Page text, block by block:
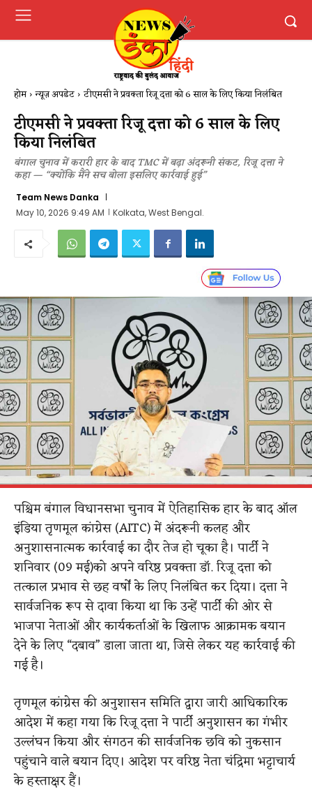
होम न्यूज़ अपडेट टीएमसी ने प्रवक्ता रिजू दत्ता को 6 साल के लिए किया निलंबित
टीएमसी ने प्रवक्ता रिजू दत्ता को 6 साल के लिए
किया निलंबित
बंगाल चुनाव में करारी हार के बाद TMC में बढ़ा अंदरूनी संकट, रिजू दत्ता ने
कहा — “क्योंकि मैंने सच बोला इसलिए कार्रवाई हुई”
Team News Danka
May 10, 2026 9:49 AM
Kolkata, West Bengal.
पश्चिम बंगाल विधानसभा चुनाव में ऐतिहासिक हार के बाद ऑल
इंडिया तृणमूल कांग्रेस (AITC) में अंदरूनी कलह और
अनुशासनात्मक कार्रवाई का दौर तेज हो चूका है। पार्टी ने
शनिवार (09 मई)को अपने वरिष्ठ प्रवक्ता डॉ. रिजू दत्ता को
तत्काल प्रभाव से छह वर्षों के लिए निलंबित कर दिया। दत्ता ने
सार्वजनिक रूप से दावा किया था कि उन्हें पार्टी की ओर से
भाजपा नेताओं और कार्यकर्ताओं के खिलाफ आक्रामक बयान
देने के लिए “दबाव” डाला जाता था, जिसे लेकर यह कार्रवाई की
गई है।
तृणमूल कांग्रेस की अनुशासन समिति द्वारा जारी आधिकारिक
आदेश में कहा गया कि रिजू दत्ता ने पार्टी अनुशासन का गंभीर
उल्लंघन किया और संगठन की सार्वजनिक छवि को नुकसान
पहुंचाने वाले बयान दिए। आदेश पर वरिष्ठ नेता चंद्रिमा भट्टाचार्य
के हस्ताक्षर हैं।